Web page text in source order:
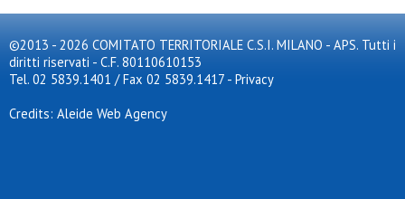
©2013 - 2026 COMITATO TERRITORIALE C.S.I. MILANO - APS. Tutti i
diritti riservati - C.F. 80110610153
Tel. 02 5839.1401 / Fax 02 5839.1417 - Privacy
Credits: Aleide Web Agency